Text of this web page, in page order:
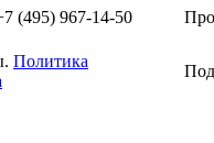
(495) 967-14-50
Политика